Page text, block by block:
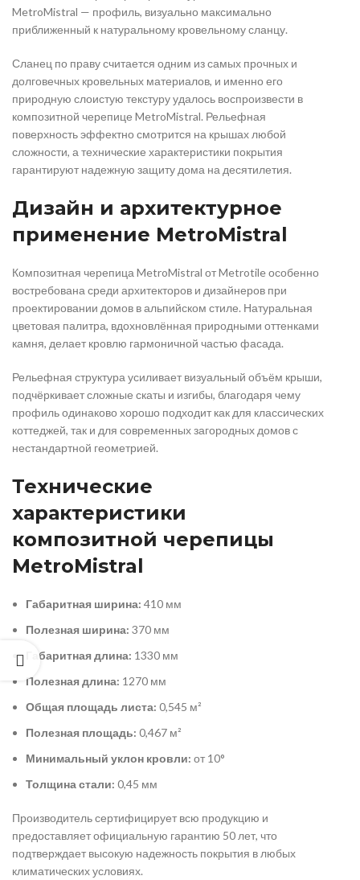
MetroMistral — профиль, визуально максимально
приближенный к натуральному кровельному сланцу.
Сланец по праву считается одним из самых прочных и
долговечных кровельных материалов, и именно его
природную слоистую текстуру удалось воспроизвести в
композитной черепице MetroMistral. Рельефная
поверхность эффектно смотрится на крышах любой
сложности, а технические характеристики покрытия
гарантируют надежную защиту дома на десятилетия.
Дизайн и архитектурное
применение MetroMistral
Композитная черепица MetroMistral от Metrotile особенно
востребована среди архитекторов и дизайнеров при
проектировании домов в альпийском стиле. Натуральная
цветовая палитра, вдохновлённая природными оттенками
камня, делает кровлю гармоничной частью фасада.
Рельефная структура усиливает визуальный объём крыши,
подчёркивает сложные скаты и изгибы, благодаря чему
профиль одинаково хорошо подходит как для классических
коттеджей, так и для современных загородных домов с
нестандартной геометрией.
Технические
характеристики
композитной черепицы
MetroMistral
Габаритная ширина: 410 мм
Полезная ширина: 370 мм
Габаритная длина: 1330 мм
Полезная длина: 1270 мм
Общая площадь листа: 0,545 м²
Полезная площадь: 0,467 м²
Минимальный уклон кровли: от 10°
Толщина стали: 0,45 мм
Производитель сертифицирует всю продукцию и
предоставляет официальную гарантию 50 лет, что
подтверждает высокую надежность покрытия в любых
климатических условиях.